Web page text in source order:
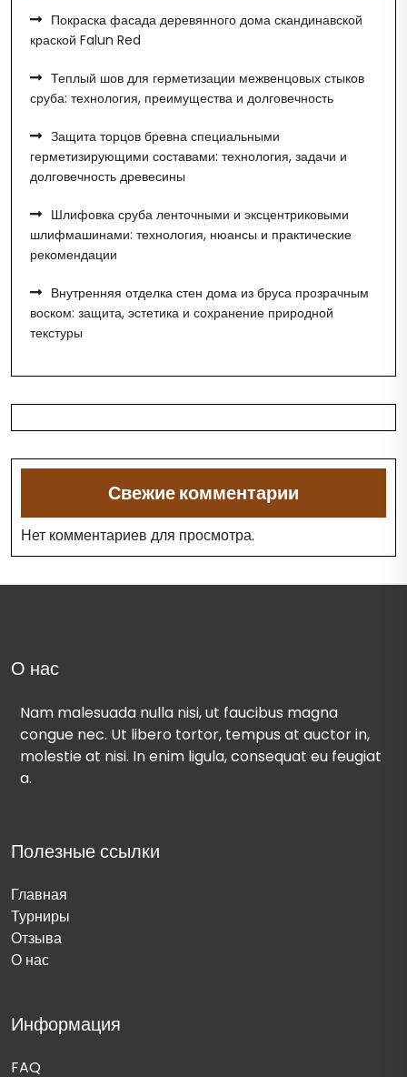
Покраска фасада деревянного дома скандинавской
краской Falun Red
Теплый шов для герметизации межвенцовых стыков
сруба: технология, преимущества и долговечность
Защита торцов бревна специальными
герметизирующими составами: технология, задачи и
долговечность древесины
Шлифовка сруба ленточными и эксцентриковыми
шлифмашинами: технология, нюансы и практические
рекомендации
Внутренняя отделка стен дома из бруса прозрачным
воском: защита, эстетика и сохранение природной
текстуры
Свежие комментарии
Нет комментариев для просмотра.
О нас
Nam malesuada nulla nisi, ut faucibus magna
congue nec. Ut libero tortor, tempus at auctor in,
molestie at nisi. In enim ligula, consequat eu feugiat
a.
Полезные ссылки
Главная
Турниры
Отзыва
О нас
Информация
FAQ